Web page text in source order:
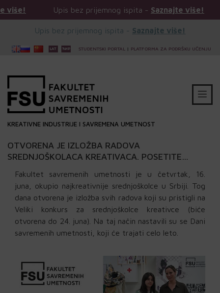
ispita -Saznajte više! Upis bez prijemnog
Upis bez prijemnog ispita - Saznajte više!
STUDENTSKI PORTAL | PLATFORMA ZA PODRŠKU UČENJU
KREATIVNE INDUSTRIJE I SAVREMENA UMETNOST
OTVORENA JE IZLOŽBA RADOVA
SREDNJOŠKOLACA KREATIVACA. POSETITE
Fakultet savremenih umetnosti je u četvrtak, 16.
juna, okupio najkreativnije srednjoškolce u Srbiji. Tog
dana otvorena je izložba svih radova koji su pristigli na
Veliki konkurs za srednjoškolce kreativce (biće
otvorena do 24. juna). Na taj način nastavili su se Dani
savremenih umetnosti, koji će trajati celo leto.